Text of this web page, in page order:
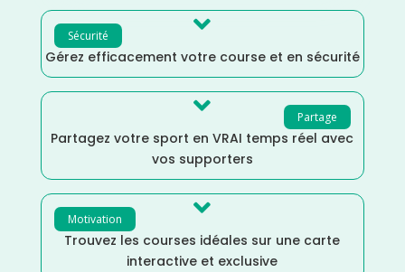
Sécurité 
Gérez efficacement votre course et en sécurité
Partage

Partagez votre sport en VRAI temps réel avec
vos supporters
Motivation 
Trouvez les courses idéales sur une carte
interactive et exclusive